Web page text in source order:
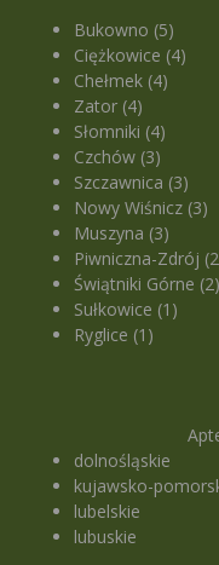
Bukowno (5)
Ciężkowice (4)
Chełmek (4)
Zator (4)
Słomniki (4)
Czchów (3)
Szczawnica (3)
Nowy Wiśnicz (3)
Muszyna (3)
Piwniczna-Zdrój
Świątniki Górne (2)
Sułkowice (1)
Ryglice (1)
dolnośląskie
kujawsko-
lubelskie
lubuskie